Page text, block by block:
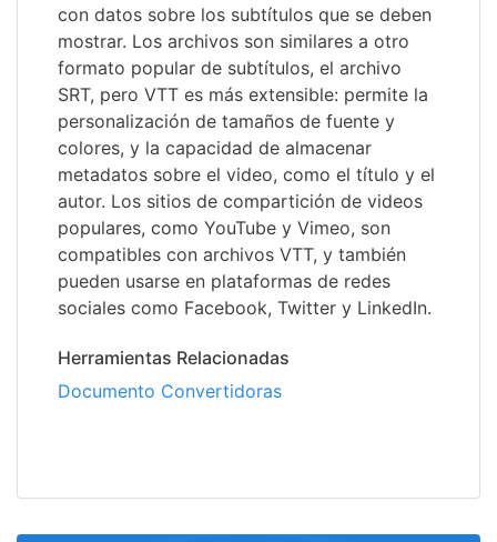
con datos sobre los subtítulos que se deben
mostrar. Los archivos son similares a otro
formato popular de subtítulos, el archivo
SRT, pero VTT es más extensible: permite la
personalización de tamaños de fuente y
colores, y la capacidad de almacenar
metadatos sobre el video, como el título y el
autor. Los sitios de compartición de videos
populares, como YouTube y Vimeo, son
compatibles con archivos VTT, y también
pueden usarse en plataformas de redes
sociales como Facebook, Twitter y LinkedIn.
Herramientas Relacionadas
Documento Convertidoras